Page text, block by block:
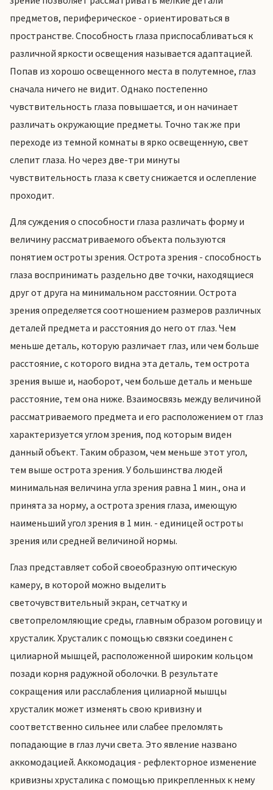
предметов, периферическое - ориентироваться в
пространстве. Способность глаза приспосабливаться к
различной яркости освещения называется адаптацией.
Попав из хорошо освещенного места в полутемное, глаз
сначала ничего не видит. Однако постепенно
чувствительность глаза повышается, и он начинает
различать окружающие предметы. Точно так же при
переходе из темной комнаты в ярко освещенную, свет
слепит глаза. Но через две-три минуты
чувствительность глаза к свету снижается и ослепление
проходит.
Для суждения о способности глаза различать форму и
величину рассматриваемого объекта пользуются
понятием остроты зрения. Острота зрения - способность
глаза воспринимать раздельно две точки, находящиеся
друг от друга на минимальном расстоянии. Острота
зрения определяется соотношением размеров различных
деталей предмета и расстояния до него от глаз. Чем
меньше деталь, которую различает глаз, или чем больше
расстояние, с которого видна эта деталь, тем острота
зрения выше и, наоборот, чем больше деталь и меньше
расстояние, тем она ниже. Взаимосвязь между величиной
рассматриваемого предмета и его расположением от глаз
характеризуется углом зрения, под которым виден
данный объект. Таким образом, чем меньше этот угол,
тем выше острота зрения. У большинства людей
минимальная величина угла зрения равна 1 мин., она и
принята за норму, а острота зрения глаза, имеющую
наименьший угол зрения в 1 мин. - единицей остроты
зрения или средней величиной нормы.
Глаз представляет собой своеобразную оптическую
камеру, в которой можно выделить
светочувствительный экран, сетчатку и
светопреломляющие среды, главным образом роговицу и
хрусталик. Хрусталик с помощью связки соединен с
цилиарной мышцей, расположенной широким кольцом
позади корня радужной оболочки. В результате
сокращения или расслабления цилиарной мышцы
хрусталик может изменять свою кривизну и
соответственно сильнее или слабее преломлять
попадающие в глаз лучи света. Это явление названо
аккомодацией. Аккомодация - рефлекторное изменение
кривизны хрусталика с помощью прикрепленных к нему